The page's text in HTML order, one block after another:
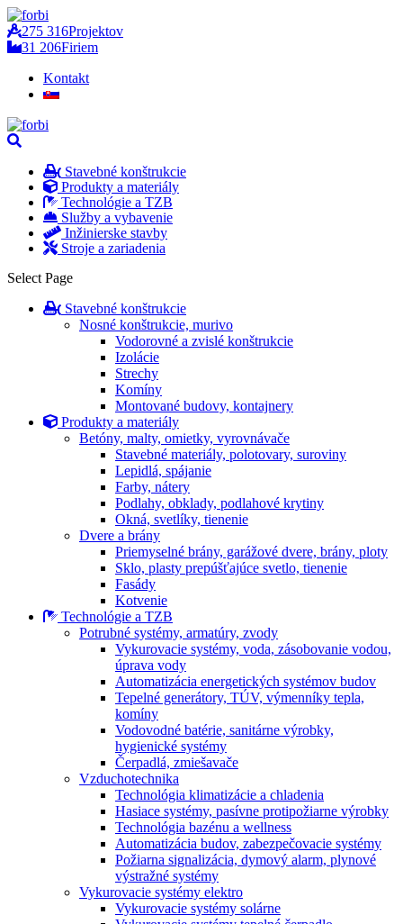
275 316Projektov
31 206Firiem
Kontakt
Stavebné konštrukcie
Produkty a materiály
Technológie a TZB
Služby a vybavenie
Inžinierske stavby
Stroje a zariadenia
Select Page
Stavebné konštrukcie
Nosné konštrukcie, murivo
Vodorovné a zvislé konštrukcie
Izolácie
Strechy
Komíny
Montované budovy, kontajnery
Produkty a materiály
Betóny, malty, omietky, vyrovnávače
Stavebné materiály, polotovary, suroviny
Lepidlá, spájanie
Farby, nátery
Podlahy, obklady, podlahové krytiny
Okná, svetlíky, tienenie
Dvere a brány
Priemyselné brány, garážové dvere, brány, ploty
Sklo, plasty prepúšťajúce svetlo, tienenie
Fasády
Kotvenie
Technológie a TZB
Potrubné systémy, armatúry, zvody
Vykurovacie systémy, voda, zásobovanie vodou,
úprava vody
Automatizácia energetických systémov budov
Tepelné generátory, TÚV, výmenníky tepla,
komíny
Vodovodné batérie, sanitárne výrobky,
hygienické systémy
Čerpadlá, zmiešavače
Vzduchotechnika
Technológia klimatizácie a chladenia
Hasiace systémy, pasívne protipožiarne výrobky
Technológia bazénu a wellness
Automatizácia budov, zabezpečovacie systémy
Požiarna signalizácia, dymový alarm, plynové
výstražné systémy
Vykurovacie systémy elektro
Vykurovacie systémy solárne